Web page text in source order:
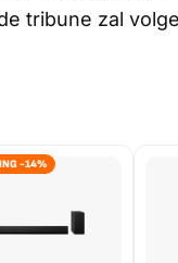
tribune zal
-14%